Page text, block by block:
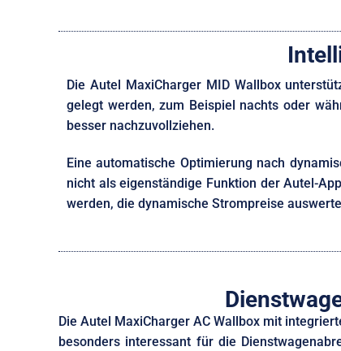
Die Autel MaxiCharger MID Wallbox
gelegt werden, zum Beispiel nachts oder
besser nachzuvollziehen.
Eine automatische Optimierung nach
nicht als eigenständige Funktion der Autel-
werden, die dynamische Strompreise
Die Autel MaxiCharger AC Wallbox mit
besonders interessant für die